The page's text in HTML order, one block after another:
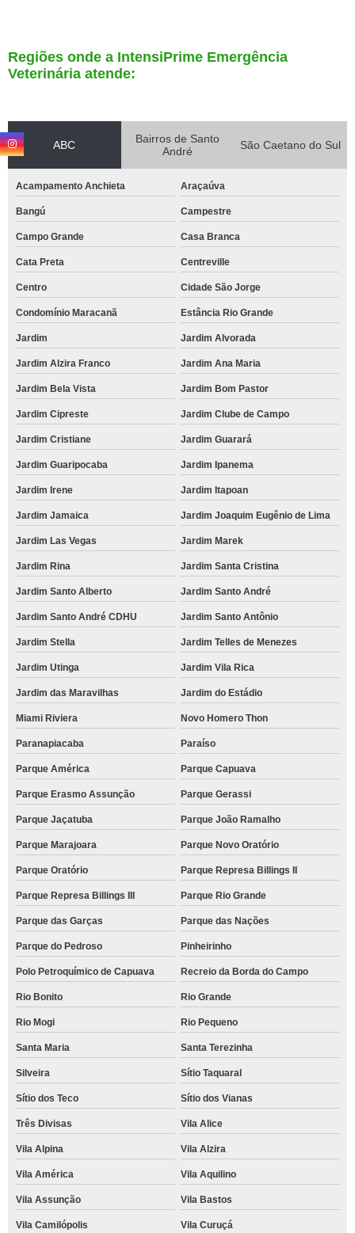
Regiões onde a IntensiPrime Emergência
Veterinária atende:
ABC
Bairros de Santo
André
São Caetano do Sul
Acampamento Anchieta Araçaúva
Bangú Campestre
Campo Grande Casa Branca
Cata Preta Centreville
Centro Cidade São Jorge
Condomínio Maracanã Estância Rio Grande
Jardim Jardim Alvorada
Jardim Alzira Franco Jardim Ana Maria
Jardim Bela Vista Jardim Bom Pastor
Jardim Cipreste Jardim Clube de Campo
Jardim Cristiane Jardim Guarará
Jardim Guaripocaba Jardim Ipanema
Jardim Irene Jardim Itapoan
Jardim Jamaica Jardim Joaquim Eugênio de Lima
Jardim Las Vegas Jardim Marek
Jardim Rina Jardim Santa Cristina
Jardim Santo Alberto Jardim Santo André
Jardim Santo André CDHU Jardim Santo Antônio
Jardim Stella Jardim Telles de Menezes
Jardim Utinga Jardim Vila Rica
Jardim das Maravilhas Jardim do Estádio
Miami Riviera Novo Homero Thon
Paranapiacaba Paraíso
Parque América Parque Capuava
Parque Erasmo Assunção Parque Gerassi
Parque Jaçatuba Parque João Ramalho
Parque Marajoara Parque Novo Oratório
Parque Oratório Parque Represa Billings II
Parque Represa Billings III Parque Rio Grande
Parque das Garças Parque das Nações
Parque do Pedroso Pinheirinho
Polo Petroquímico de Capuava Recreio da Borda do Campo
Rio Bonito Rio Grande
Rio Mogi Rio Pequeno
Santa Maria Santa Terezinha
Silveira Sítio Taquaral
Sítio dos Teco Sítio dos Vianas
Três Divisas Vila Alice
Vila Alpina Vila Alzira
Vila América Vila Aquilino
Vila Assunção Vila Bastos
Vila Camilópolis Vila Curuçá